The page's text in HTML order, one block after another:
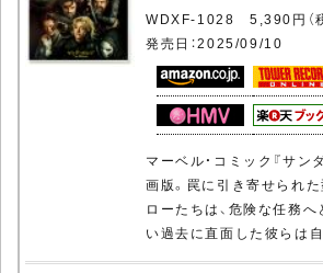
WDXF-1028 5,390円（税
発売日：2025/09/10
マーベル・コミック『サン
画版。罠に引き寄せられ
ローたちは、危険な任務
い過去に直面した彼らは